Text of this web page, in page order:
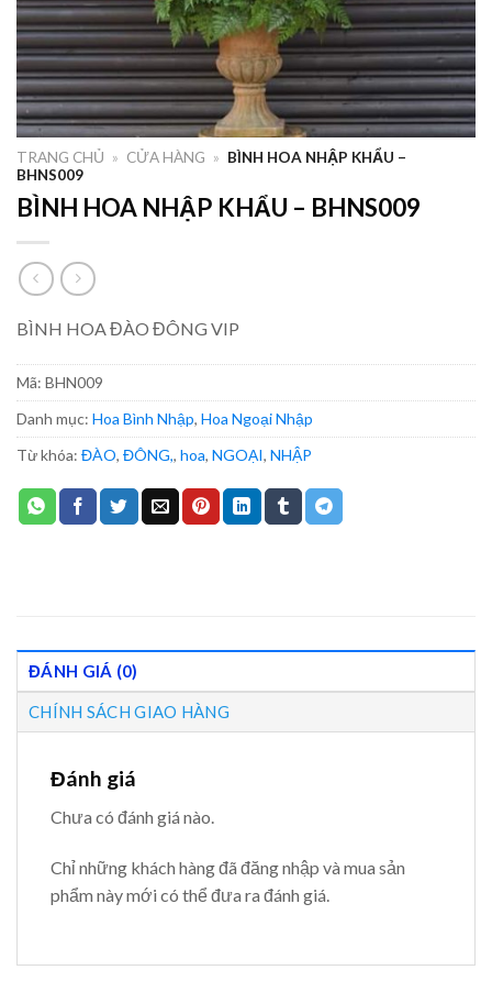
TRANG CHỦ » CỬA HÀNG » BÌNH HOA NHẬP KHẨU –
BHNS009
BÌNH HOA NHẬP KHẨU – BHNS009
BÌNH HOA ĐÀO ĐÔNG VIP
Mã: BHN009
Danh mục: Hoa Bình Nhập, Hoa Ngoại Nhập
Từ khóa: ĐÀO, ĐÔNG,, hoa, NGOẠI, NHẬP
ĐÁNH GIÁ (0)
CHÍNH SÁCH GIAO HÀNG
Đánh giá
Chưa có đánh giá nào.
Chỉ những khách hàng đã đăng nhập và mua sản
phẩm này mới có thể đưa ra đánh giá.